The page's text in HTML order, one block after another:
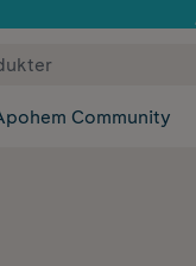
✓ Fri frakt
Community